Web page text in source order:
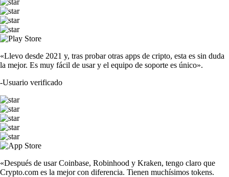
«Llevo desde 2021 y, tras probar otras apps de cripto, esta es sin duda
la mejor. Es muy fácil de usar y el equipo de soporte es único».
-Usuario verificado
«Después de usar Coinbase, Robinhood y Kraken, tengo claro que
Crypto.com es la mejor con diferencia. Tienen muchísimos tokens.